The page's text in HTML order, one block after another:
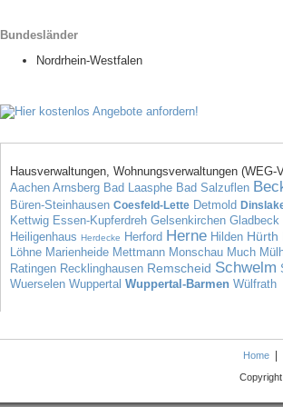
Bundesländer
Nordrhein-Westfalen
Hausverwaltungen, Wohnungsverwaltungen
Aachen Arnsberg Bad Laasphe Bad Salzuflen
Büren-Steinhausen Coesfeld-Lette Detmold
Kettwig Essen-Kupferdreh Gelsenkirchen Gladbeck
Heiligenhaus Herdecke Herford Herne Hilden Hürth
Löhne Marienheide Mettmann Monschau Much
Ratingen Recklinghausen Remscheid Schwelm
Wuerselen Wuppertal Wuppertal-Barmen Wülfrath
Home |